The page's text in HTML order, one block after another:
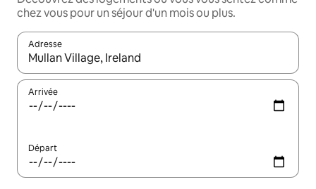
chez vous pour un séjour d'un mois ou plus.
Adresse
Lorsque les résultats s'affichent, utilisez les flèches vers le
Arrivée
Départ